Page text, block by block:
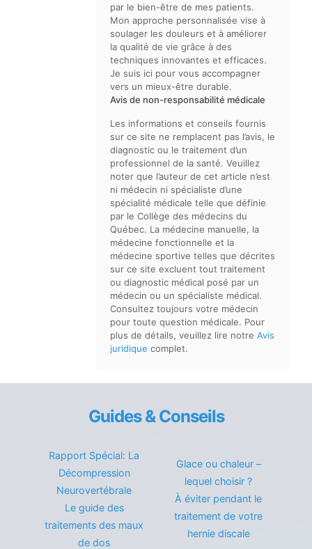
par le bien-être de mes patients.
Mon approche personnalisée vise à
soulager les douleurs et à améliorer
la qualité de vie grâce à des
techniques innovantes et efficaces.
Je suis ici pour vous accompagner
vers un mieux-être durable.
Avis de non-responsabilité médicale
Les informations et conseils fournis
sur ce site ne remplacent pas l’avis, le
diagnostic ou le traitement d’un
professionnel de la santé. Veuillez
noter que l’auteur de cet article n’est
ni médecin ni spécialiste d’une
spécialité médicale telle que définie
par le Collège des médecins du
Québec. La médecine manuelle, la
médecine fonctionnelle et la
médecine sportive telles que décrites
sur ce site excluent tout traitement
ou diagnostic médical posé par un
médecin ou un spécialiste médical.
Consultez toujours votre médecin
pour toute question médicale. Pour
plus de détails, veuillez lire notre Avis
juridique complet.
Guides & Conseils
Rapport Spécial: La
Décompression
Neurovertébrale
Le guide des
traitements des maux
de dos
Glace ou chaleur –
lequel choisir ?
À éviter pendant le
traitement de votre
hernie discale